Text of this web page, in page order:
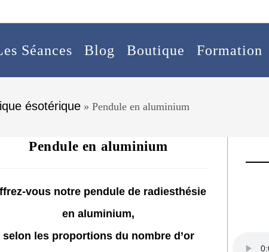
Séances Blog Boutique Formation
ésotérique» Pendule en aluminium
Pendule en aluminium
vous notre pendule de radiesthésie
en aluminium,
selon les proportions du nombre d’or